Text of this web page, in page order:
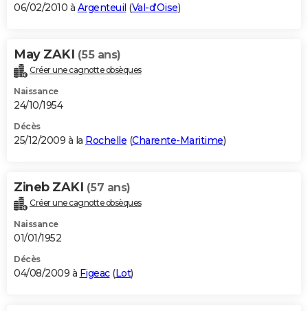
06/02/2010 à Argenteuil (Val-d'Oise)
May ZAKI (55 ans)
Créer une cagnotte obsèques
Naissance
24/10/1954
Décès
25/12/2009 à la Rochelle (Charente-Maritime)
Zineb ZAKI (57 ans)
Créer une cagnotte obsèques
Naissance
01/01/1952
Décès
04/08/2009 à Figeac(Lot)